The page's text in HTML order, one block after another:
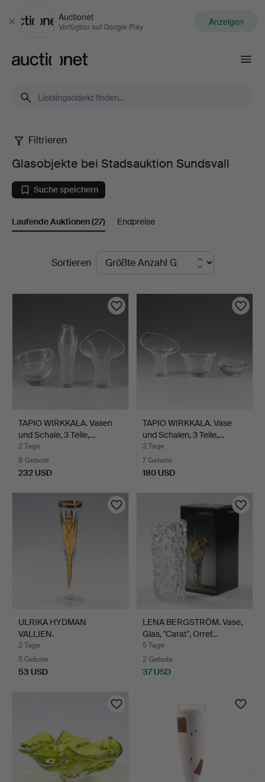
Schließen
Auctionet
Verfügbar auf Google Play Anzeigen
Glasobjekte
bei
Stadsauktion
Sundsvall
Filtrieren
Glasobjekte bei Stadsauktion Sundsvall
Suche speichern
Laufende Auktionen(27) Endpreise
LaufendeSortieren
TAPIO WIRKKALA. Vasen
und Schale, 3 Teile,…
2 Tage
8 Gebote
232 USD
TAPIO WIRKKALA. Vase
und Schalen, 3 Teile,…
2 Tage
7 Gebote
180 USD
ULRIKA HYDMAN
VALLIEN.
Champagnergläser, "…
2 Tage
5 Gebote
53 USD
LENA BERGSTRÖM. Vase,
Glas, "Carat", Orref…
5 Tage
2 Gebote
37 USD